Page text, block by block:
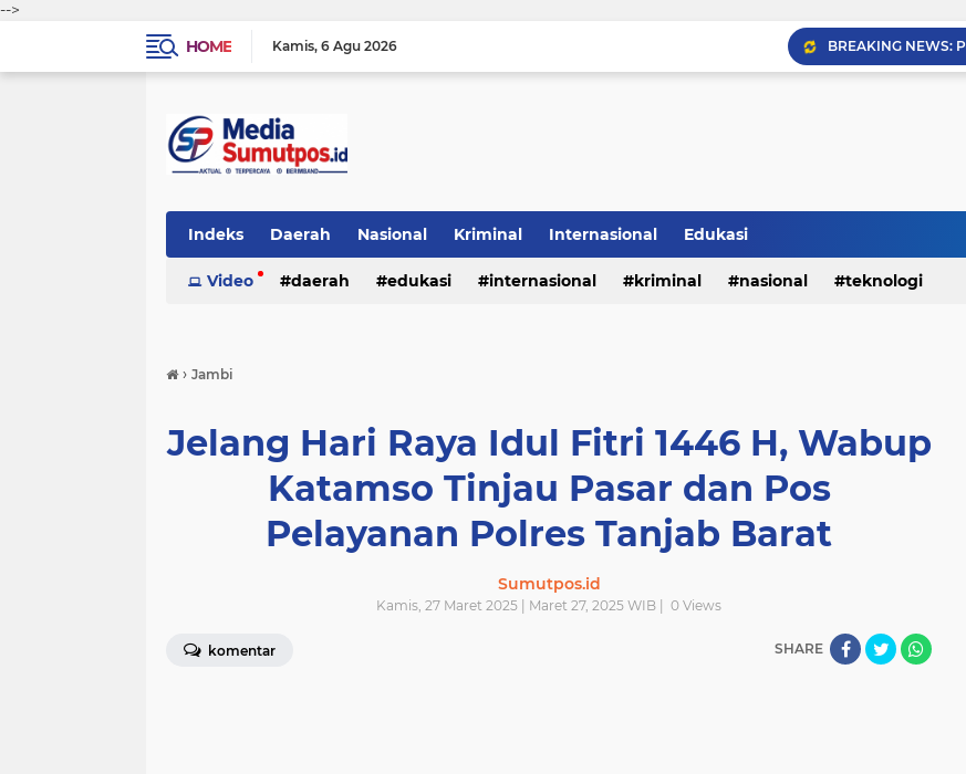
-->
HOME
Kamis 6 Agu 2026
Indeks Daerah Nasional Kriminal Internasional Edukasi
Video daerah edukasi internasional kriminal nasional teknologi
› Jambi
Jelang Hari Raya Idul Fitri 1446 H, Wabup
Katamso Tinjau Pasar dan Pos
Pelayanan Polres Tanjab Barat
Sumutpos.id
Kamis, 27 Maret 2025 | Maret 27, 2025 WIB | 0 Views
komentar SHARE